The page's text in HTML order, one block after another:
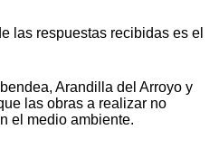
las respuestas recibidas es el
Arandilla del Arroyo y
las obras a realizar no
el medio ambiente.